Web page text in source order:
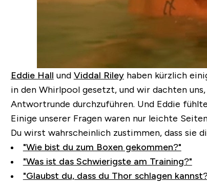
Eddie Hall und Viddal Rileyhaben kürzlich
in den Whirlpool gesetzt, und wir dachten
Antwortrunde durchzuführen. Und Eddie
Einige unserer Fragen waren nur leichte
Du wirst wahrscheinlich zustimmen, dass sie
"Wie bist du zum Boxen gekommen?"
"Was ist das Schwierigste am Training?"
"Glaubst du, dass du Thor schlagen